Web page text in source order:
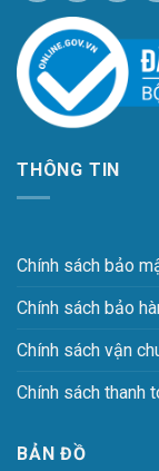
THÔNG TIN
Chính sách bảo
Chính sách bảo
Chính sách vận
Chính sách thanh
BẢN ĐỒ